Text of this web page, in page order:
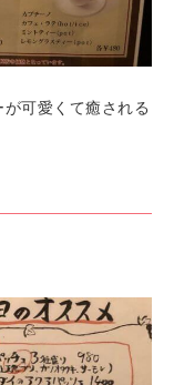
可愛くて癒される